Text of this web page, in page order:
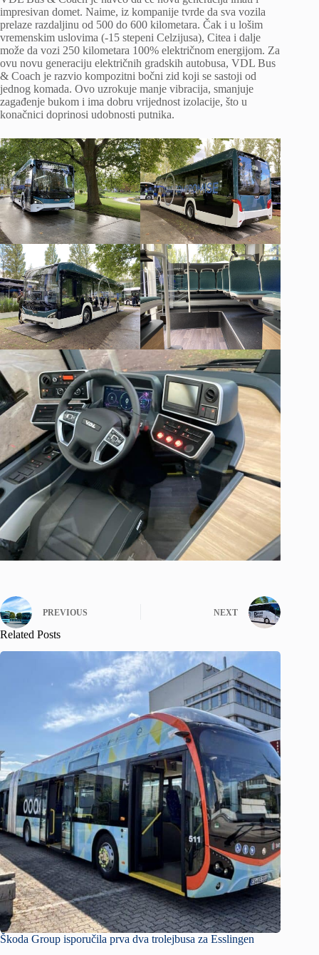
impresivan domet. Naime, iz kompanije tvrde da sva vozila
prelaze razdaljinu od 500 do 600 kilometara. Čak i u lošim
vremenskim uslovima (-15 stepeni Celzijusa), Citea i dalje
može da vozi 250 kilometara 100% električnom energijom. Za
ovu novu generaciju električnih gradskih autobusa, VDL Bus
& Coach je razvio kompozitni bočni zid koji se sastoji od
jednog komada. Ovo uzrokuje manje vibracija, smanjuje
zagađenje bukom i ima dobru vrijednost izolacije, što u
konačnici doprinosi udobnosti putnika.
PREVIOUS NEXT
Related Posts
Škoda Group isporučila prva dva trolejbusa za Esslingen